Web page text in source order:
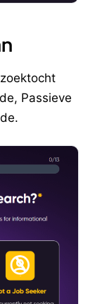
Passieve